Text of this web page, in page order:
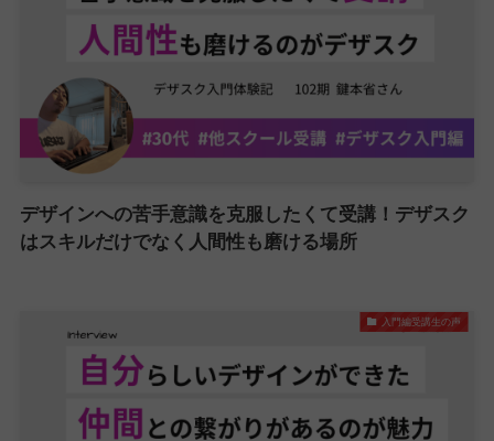
デザインへの苦手意識を克服したくて受講！デザスク
はスキルだけでなく人間性も磨ける場所
入門編受講生の声